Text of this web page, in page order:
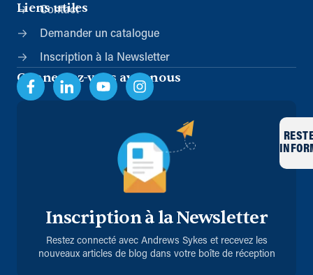
Liens utiles
Contact
Demander un catalogue
Inscription à la Newsletter
Connectez-vous avec nous
Inscription à la Newsletter
Restez connecté avec Andrews Sykes et recevez les
nouveaux articles de blog dans votre boîte de réception